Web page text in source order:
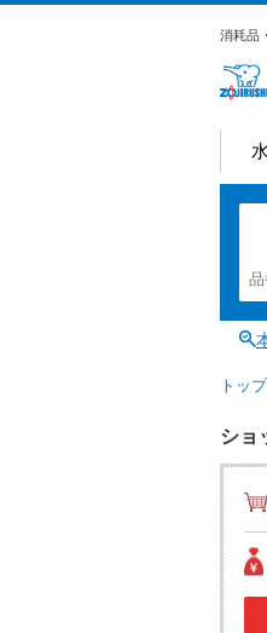
消耗品
トップ
ショ